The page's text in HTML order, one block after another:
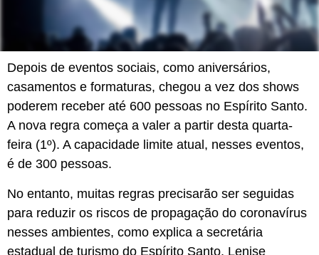
Depois de eventos sociais, como aniversários,
casamentos e formaturas, chegou a vez dos shows
poderem receber até 600 pessoas no Espírito Santo.
A nova regra começa a valer a partir desta quarta-
feira (1º). A capacidade limite atual, nesses eventos,
é de 300 pessoas.
No entanto, muitas regras precisarão ser seguidas
para reduzir os riscos de propagação do coronavírus
nesses ambientes, como explica a secretária
estadual de turismo do Espírito Santo, Lenise